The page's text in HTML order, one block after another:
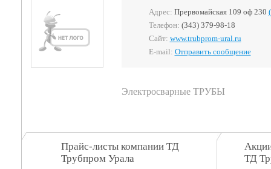
Адрес: Прервомайская 109 оф 230
Телефон: (343) 379-98-18
Сайт: www.trubprom-ural.ru
E-mail: Отправить сообщение
Электросварные ТРУБЫ
Прайс-листы компании ТД
Трубпром Урала
ТД